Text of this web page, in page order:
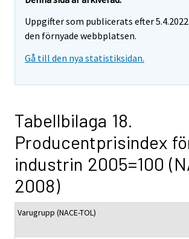
Uppgifter som publicerats efter
den förnyade webbplatsen.
Gå till den nya statistiksidan.
Tabellbilaga 18.
Producentprisindex
industrin 2005=100
2008)
Varugrupp (NACE-TOL)